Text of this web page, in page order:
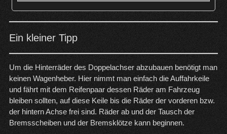
Ein kleiner Tipp
Um die Hinterräder des Doppelachser abzubauen benötigt man
keinen Wagenheber. Hier nimmt man einfach die Auffahrkeile
und fährt mit dem Reifenpaar dessen Räder am Fahrzeug
bleiben sollten, auf diese Keile bis die Räder der vorderen bzw.
der hintern Achse frei sind. Räder ab und der Tausch der
Bremsscheiben und der Bremsklötze kann beginnen.